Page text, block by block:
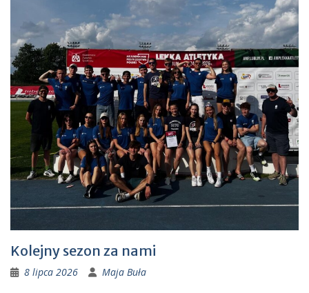
Kolejny sezon za nami
8 lipca 2026 Maja Buła